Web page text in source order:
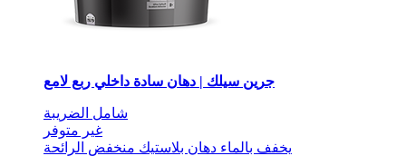
جرين سيلك | دهان سادة داخلي ربع لامع
شامل الضريبة
غير متوفر
يخفف بالماء دهان بلاستيك منخفض الرائحة